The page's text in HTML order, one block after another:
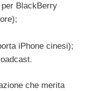
per BlackBerry
iPhone cinesi);
che merita